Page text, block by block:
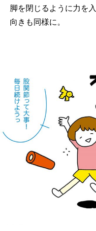
脚を閉じるように力を
向きも同様に。